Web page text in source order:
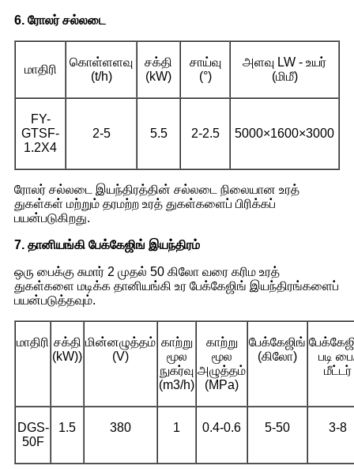
6. ரோலர் சல்லடை
மாதிரி
கொள்ளளவு
(t/h)
சக்தி
(kW)
சாய்வு
(°)
அளவு LW - உயர்
(மிமீ)
FY-
GTSF-
1.2X4
2-5 5.5 2-2.5 5000×1600×3000
ரோலர் சல்லடை இயந்திரத்தின் சல்லடை நிலையான உரத்
துகள்கள் மற்றும் தரமற்ற உரத் துகள்களைப் பிரிக்கப்
பயன்படுகிறது.
7. தானியங்கி பேக்கேஜிங் இயந்திரம்
ஒரு பைக்கு சுமார் 2 முதல் 50 கிலோ வரை கரிம உரத்
துகள்களை மடிக்க தானியங்கி உர பேக்கேஜிங் இயந்திரங்களைப்
பயன்படுத்தவும்.
மாதிரி சக்தி
(kW))
மின்னழுத்தம்
(V)
காற்று
மூல
நுகர்வு
(m3/h)
காற்று
மூல
அழுத்தம்
(MPa)
பேக்கேஜிங்
(கிலோ)
படி
மீட்டர்
DGS-
50F
1.5 380 1 0.4-0.6 5-50 3-8